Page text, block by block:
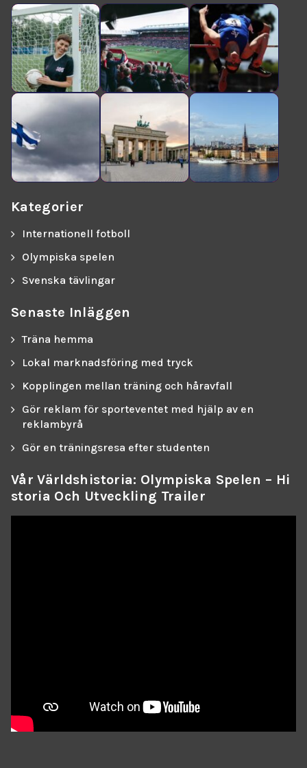
Kategorier
Internationell fotboll
Olympiska spelen
Svenska tävlingar
Senaste Inläggen
Träna hemma
Lokal marknadsföring med tryck
Kopplingen mellan träning och håravfall
Gör reklam för sporteventet med hjälp av en
reklambyrå
Gör en träningsresa efter studenten
Vår Världshistoria: Olympiska Spelen – Hi
Storia Och Utveckling Trailer